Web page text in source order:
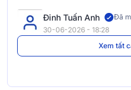
Đinh Tuấn Anh
Đã
30-06-2026 - 18:28
Xem tất